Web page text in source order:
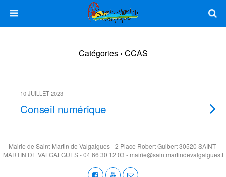
Catégories › CCAS
10 JUILLET 2023
Conseil numérique
Mairie de Saint-Martin de Valgalgues - 2 Place Robert Guibert 30520 SAINT-
MARTIN DE VALGALGUES - 04 66 30 12 03 - mairie@saintmartindevalgalgues.f